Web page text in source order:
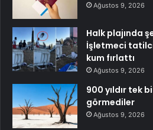
Ağustos 9, 2026
Halk plajında
İşletmeci
kum fırlattı
Ağustos 9, 2026
900 yıldır tek
görmediler
Ağustos 9, 2026